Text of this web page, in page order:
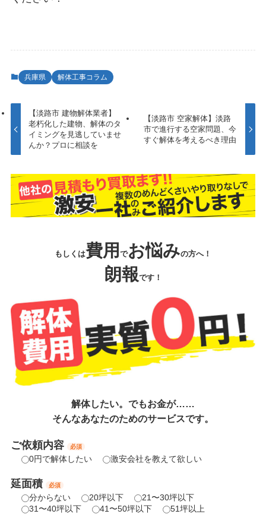
兵庫県 解体工事コラム
【淡路市 建物解体業者】
老朽化した建物、解体のタ
イミングを見逃していませ
んか？プロに相談を
【淡路市 空家解体】淡路
市で進行する空家問題、今
すぐ解体を考えるべき理由
もしくは費用 でお悩みの方へ！
朗報です！
解体したい。でもお金が……
そんなあなたのためのサービスです。
ご依頼内容 必須
0円で解体したい 激安会社を教えて欲しい
延面積 必須
分からない 20坪以下
21〜30坪以下
31〜40坪以下
41〜50坪以下 51坪以上